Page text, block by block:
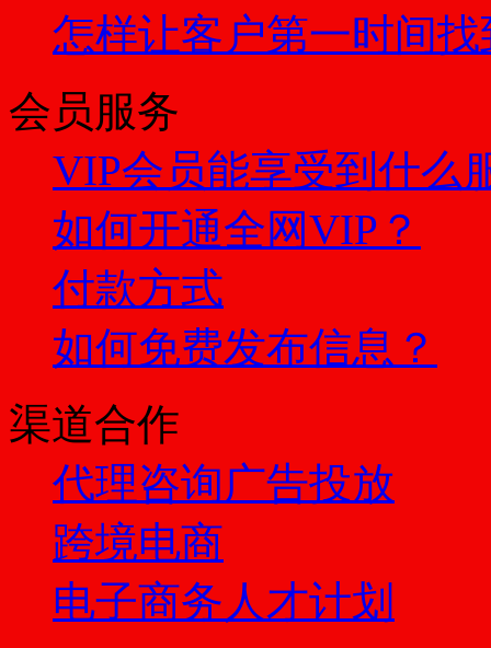
怎样让客户第一时间
会员服务
VIP会员能享受到什么
如何开通全网VIP？
付款方式
如何免费发布信息？
渠道合作
代理咨询广告投放
跨境电商
电子商务人才计划